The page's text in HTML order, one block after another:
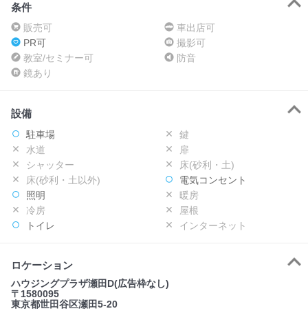
条件
販売可
車出店可
PR可
撮影可
教室/セミナー可
防音
鏡あり
設備
駐車場
鍵
水道
扉
シャッター
床(砂利・土)
床(砂利・土以外)
電気コンセント
照明
暖房
冷房
屋根
トイレ
インターネット
ロケーション
ハウジングプラザ瀬田D(広告枠なし)
〒1580095
東京都世田谷区瀬田5-20